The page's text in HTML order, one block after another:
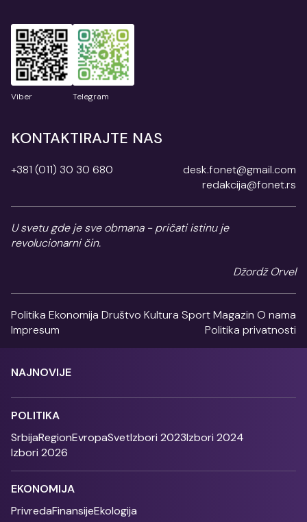
Viber Telegram
KONTAKTIRAJTE NAS
+381 (011) 30 30 680
desk.fonet@gmail.com
redakcija@fonet.rs
U svetu gde je sve obmana - pričati istinu je
revolucionarni čin.
Džordž Orvel
Politika Ekonomija Društvo Kultura SportMagazin O nama
Impresum
Politika privatnosti
NAJNOVIJE
POLITIKA
SrbijaRegionEvropaSvetIzbori 2023Izbori 2024
Izbori 2026
EKONOMIJA
PrivredaFinansijeEkologija